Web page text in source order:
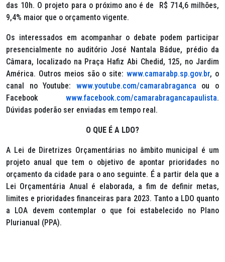
das 10h. O projeto para o próximo ano é de R$ 714,6 milhões,
9,4% maior que o orçamento vigente.
Os interessados em acompanhar o debate podem participar
presencialmente no auditório José Nantala Bádue, prédio da
Câmara, localizado na Praça Hafiz Abi Chedid, 125, no Jardim
América. Outros meios são o site: www.camarabp.sp.gov.br, o
canal no Youtube: www.youtube.com/camarabraganca ou o
Facebook www.facebook.com/camarabragancapaulista.
Dúvidas poderão ser enviadas em tempo real.
O QUE É A LDO?
A Lei de Diretrizes Orçamentárias no âmbito municipal é um
projeto anual que tem o objetivo de apontar prioridades no
orçamento da cidade para o ano seguinte. É a partir dela que a
Lei Orçamentária Anual é elaborada, a fim de definir metas,
limites e prioridades financeiras para 2023. Tanto a LDO quanto
a LOA devem contemplar o que foi estabelecido no Plano
Plurianual (PPA).